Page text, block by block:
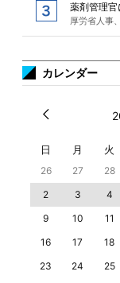
薬剤管理
厚労省人事
カレンダー
日 月 火
26 27 28
2
3 4
9
10 11
16
17 18
23
24 25